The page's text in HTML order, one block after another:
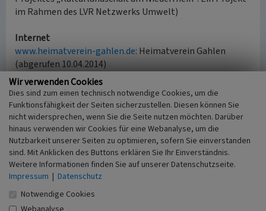
im Rahmen des LVR Netzwerks Umwelt)
Internet
www.heimatverein-gahlen.de: Heimatverein Gahlen
(abgerufen 10.04.2014)
Literatur
Breddin, Hans (1935) Die Entstehung der
artesischen Quellen im Gebiet der unteren Lippe. In:
Glückauf, Berg- und Hüttenmännische Zeitschrift 71,
S. 980-988. Essen.
Hydrogeologisches Büro Prof. Dr. H. Losen (Hrsg.)
des Gahlener Lippebogens. Köln.
Wir verwenden Cookies
Dies sind zum einen technisch notwendige Cookies, um die
Funktionsfähigkeit der Seiten sicherzustellen. Diesen können Sie
nicht widersprechen, wenn Sie die Seite nutzen möchten. Darüber
hinaus verwenden wir Cookies für eine Webanalyse, um die
Nutzbarkeit unserer Seiten zu optimieren, sofern Sie einverstanden
sind. Mit Anklicken des Buttons erklären Sie Ihr Einverständnis.
Weitere Informationen finden Sie auf unserer Datenschutzseite.
Impressum | Datenschutz
Notwendige Cookies